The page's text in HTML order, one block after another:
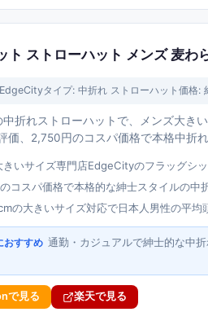
ト ストローハット メンズ 麦わ
EdgeCityタイプ: 中折れ ストローハット 価格:
折れストローハットで、メンズ大き
価、2,750円のコスパ価格で本格中折
きいサイズ専門店EdgeCityのフラッグシ
コスパ価格で本格的な紳士スタイルの中
の大きいサイズ対応で日本人男性の平均
おすすめ 通勤・カジュアルで紳士的な中
で見る 楽天で見る